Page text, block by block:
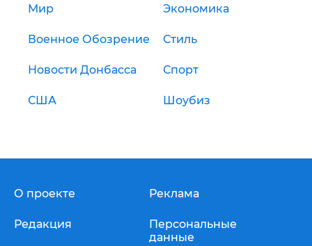
Мир Экономика
Военное Обозрение Стиль
Новости Донбасса Спорт
США Шоубиз
О проекте
Редакция
Реклама
Персональные
данные